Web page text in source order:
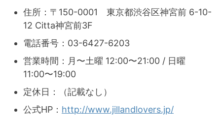
住所：〒150-0001 東京都渋谷区神宮前 6-10-
12 Citta神宮前3F
電話番号：03-6427-6203
営業時間：月〜土曜 12:00〜21:00 / 日曜
11:00〜19:00
定休日：（記載なし）
公式HP： http://www.jillandlovers.jp/